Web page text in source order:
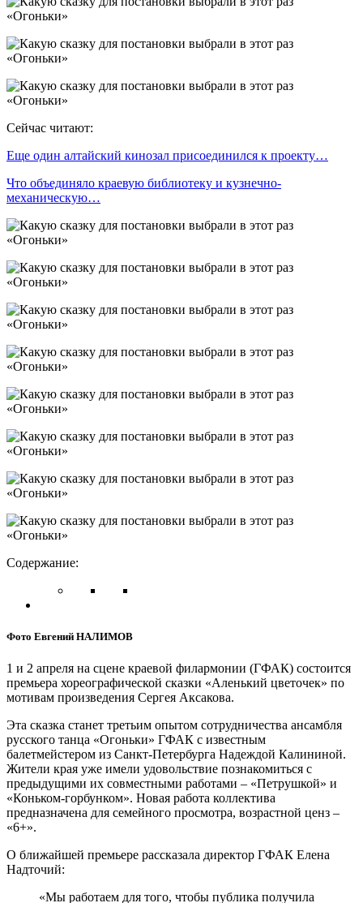
Сейчас читают:
Еще один алтайский кинозал присоединился к проекту…
Что объединяло краевую библиотеку и кузнечно-
механическую…
Содержание:
Фото Евгений НАЛИМОВ
1 и 2 апреля на сцене краевой филармонии (ГФАК) состоится
премьера хореографической сказки «Аленький цветочек» по
мотивам произведения Сергея Аксакова.
Эта сказка станет третьим опытом сотрудничества ансамбля
русского танца «Огоньки» ГФАК с известным
балетмейстером из Санкт-Петербурга Надеждой Калининой.
Жители края уже имели удовольствие познакомиться с
предыдущими их совместными работами – «Петрушкой» и
«Коньком-горбунком». Новая работа коллектива
предназначена для семейного просмотра, возрастной ценз –
«6+».
О ближайшей премьере рассказала директор ГФАК Елена
Надточий:
«Мы работаем для того, чтобы публика получила